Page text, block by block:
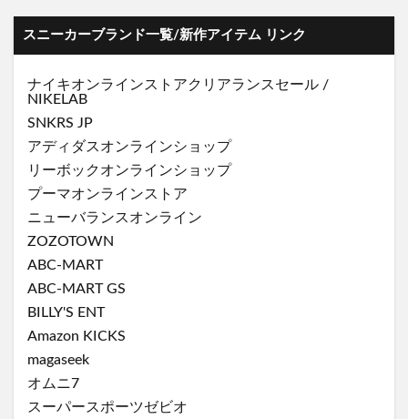
スニーカーブランド一覧/新作アイテム リンク
ナイキオンラインストアクリアランスセール /
NIKELAB
SNKRS JP
アディダスオンラインショップ
リーボックオンラインショップ
プーマオンラインストア
ニューバランスオンライン
ZOZOTOWN
ABC-MART
ABC-MART GS
BILLY'S ENT
Amazon KICKS
magaseek
オムニ7
スーパースポーツゼビオ